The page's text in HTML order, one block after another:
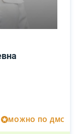
МОЖНО ПО ДМС